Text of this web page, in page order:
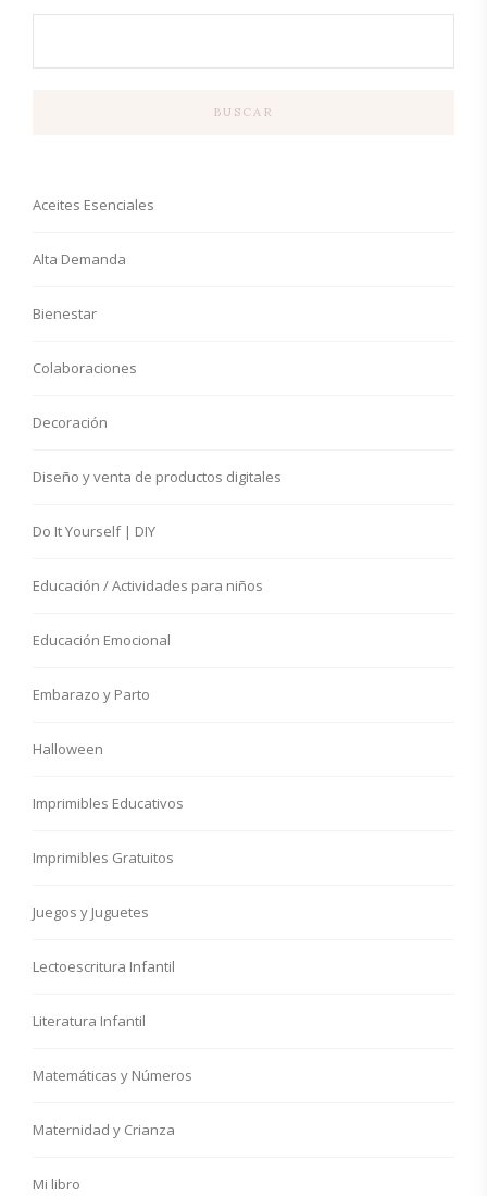
BUSCAR
Aceites Esenciales
Alta Demanda
Bienestar
Colaboraciones
Decoración
Diseño y venta de productos digitales
Do It Yourself | DIY
Educación / Actividades para niños
Educación Emocional
Embarazo y Parto
Halloween
Imprimibles Educativos
Imprimibles Gratuitos
Juegos y Juguetes
Lectoescritura Infantil
Literatura Infantil
Matemáticas y Números
Maternidad y Crianza
Mi libro